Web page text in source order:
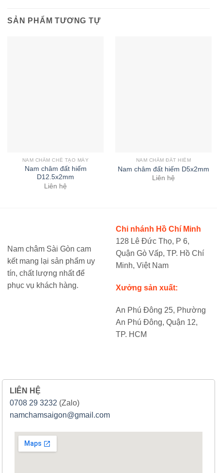
SẢN PHẨM TƯƠNG TỰ
NAM CHÂM CHẾ TẠO MÁY
Nam châm đất hiếm
D12.5x2mm
Liên hệ
NAM CHÂM ĐẤT HIẾM
Nam châm đất hiếm D5x2mm
Liên hệ
Nam châm Sài Gòn cam
kết mang lại sản phẩm uy
tín, chất lượng nhất để
phục vụ khách hàng.
Chi nhánh Hồ Chí Minh
128 Lê Đức Thọ, P 6,
Quận Gò Vấp, TP. Hồ Chí
Minh, Việt Nam
Xưởng sản xuất:
An Phú Đông 25, Phường
An Phú Đông, Quận 12,
TP. HCM
LIÊN HỆ
0708 29 3232 (Zalo)
namchamsaigon@gmail.com